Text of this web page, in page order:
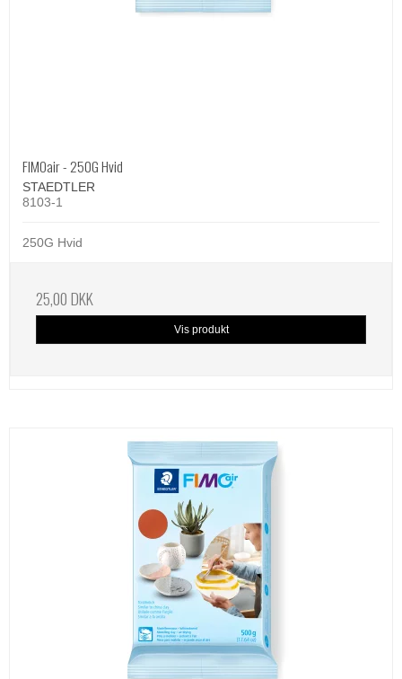
FIMOair - 250G Hvid
STAEDTLER
8103-1
250G Hvid
25,00 DKK
Vis produkt